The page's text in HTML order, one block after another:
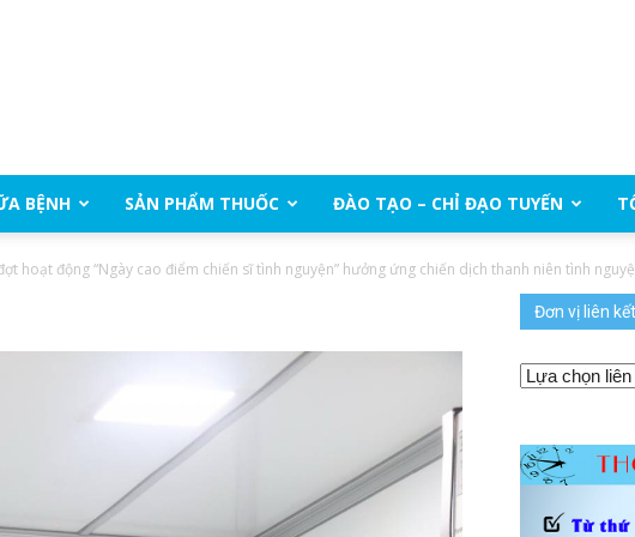
BỆNH SẢN PHẨM THUỐC ĐÀO TẠO – CHỈ ĐẠO TUYẾN
hoạt động “Ngày cao điểm chiến sĩ tình nguyện” hưởng ứng chiến dịch thanh niên tình
Đơn vị liên kết